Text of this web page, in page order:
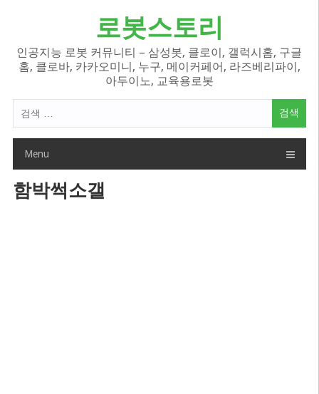
로봇스토리
인공지능 로봇 커뮤니티 – 삼성봇, 클로이, 갤럭시홈, 구글
홈, 클로바, 카카오미니, 누구, 메이커페어, 라즈베리파이,
아두이노, 교육용로봇
색
Menu
함박썩소갤